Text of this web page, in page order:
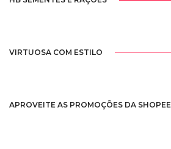
VIRTUOSA COM ESTILO
APROVEITE AS PROMOÇÕES DA SHOPEE